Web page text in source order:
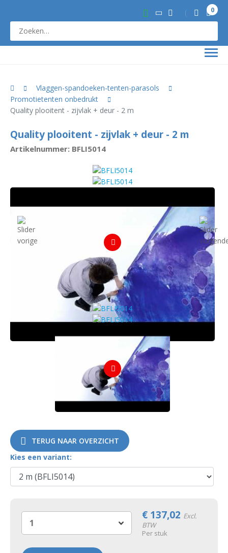
0
Vlaggen-spandoeken-tenten-parasols
Promotietenten onbedrukt
Quality plooitent - zijvlak + deur - 2 m
Quality plooitent - zijvlak + deur - 2 m
Artikelnummer: BFLI5014
TERUG NAAR OVERZICHT
Kies een variant:
€ 137,02 Excl.
BTW
Per stuk